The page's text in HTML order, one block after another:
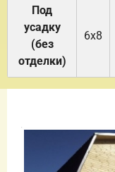
Под
усадку
(без
отделки)
6х8